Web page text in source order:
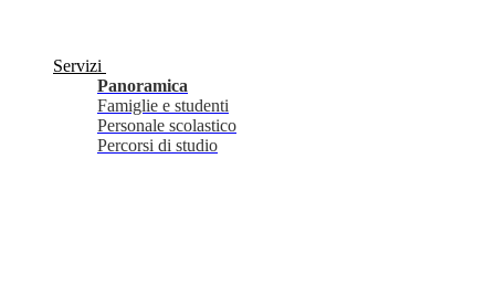
Servizi
Panoramica
Famiglie e studenti
Personale scolastico
Percorsi di studio